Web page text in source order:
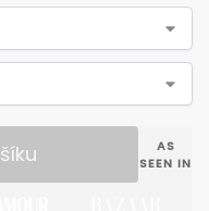
AS
SEEN IN